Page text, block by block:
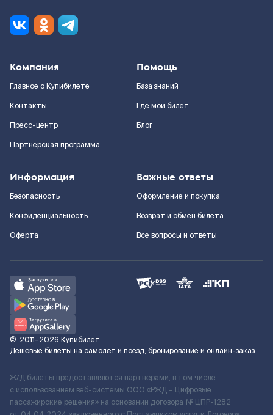
Компания
Главное о Купибилете
Контакты
Пресс-центр
Партнерская программа
Помощь
База знаний
Где мой билет
Блог
Информация
Безопасность
Конфиденциальность
Оферта
Важные ответы
Оформление и покупка
Возврат и обмен билета
Все вопросы и ответы
© 2011–2026 Купибилет
Дешёвые билеты на самолёт и поезд, бронирование и онлайн-заказ
Ж/Д билеты предоставляются партнёрами, в том числе
с использованием веб-системы ООО «РЖД – Цифровые
пассажирские решения» на основании договора № ЦПР-1282